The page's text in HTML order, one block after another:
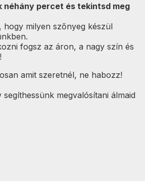
néhány percet és tekintsd meg
hogy milyen szőnyeg készül
fogsz az áron, a nagy szín és
amit szeretnél, ne habozz!
megvalósítani álmaid